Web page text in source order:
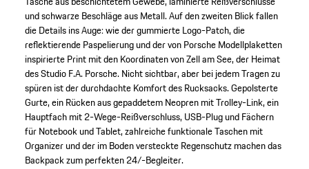
und schwarze Beschläge aus Metall. Auf den zweiten Blick fallen
die Details ins Auge: wie der gummierte Logo-Patch, die
reflektierende Paspelierung und der von Porsche Modellplaketten
inspirierte Print mit den Koordinaten von Zell am See, der Heimat
des Studio F.A. Porsche. Nicht sichtbar, aber bei jedem Tragen zu
spüren ist der durchdachte Komfort des Rucksacks. Gepolsterte
Gurte, ein Rücken aus gepaddetem Neopren mit Trolley-Link, ein
Hauptfach mit 2-Wege-Reißverschluss, USB-Plug und Fächern
für Notebook und Tablet, zahlreiche funktionale Taschen mit
Organizer und der im Boden versteckte Regenschutz machen das
Backpack zum perfekten 24/-Begleiter.